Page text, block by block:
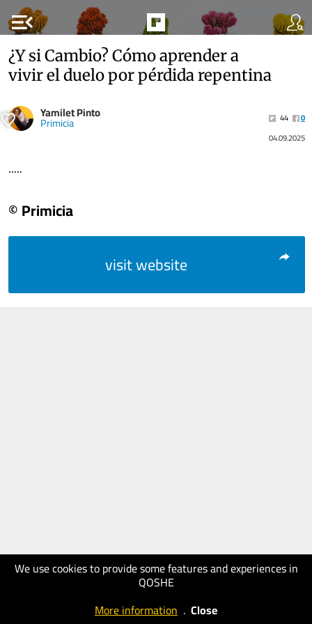
menu_open
We use cookies to provide some features and experiences in
QOSHE
More information . Close
¿Y si Cambio? Cómo aprender a
vivir el duelo por pérdida repentina
Yamilet Pinto
Primicia 44
0
04.09.2025
.....
© Primicia
visit website